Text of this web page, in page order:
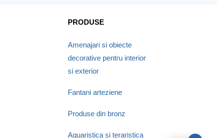
PRODUSE
Amenajari si obiecte
decorative pentru interior
si exterior
Fantani arteziene
Produse din bronz
Aquaristica si teraristica